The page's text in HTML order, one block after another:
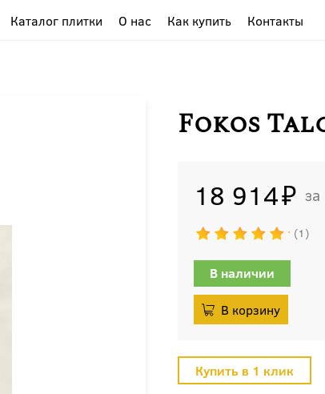
Каталог плитки О нас Как купить Контакты
Fokos
18 914
1
В наличии